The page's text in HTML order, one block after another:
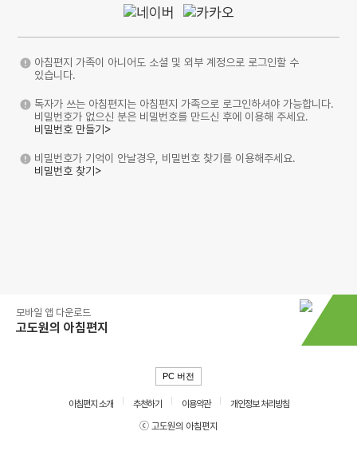
아침편지 가족이 아니어도 소셜 및 외부 계정으로 로그인할 수
있습니다.
독자가 쓰는 아침편지는 아침편지 가족으로 로그인하셔야 가능합니다.
비밀번호가 없으신 분은 비밀번호를 만드신 후에 이용해 주세요.
비밀번호 만들기>
비밀번호가 기억이 안날경우, 비밀번호 찾기를 이용해주세요.
비밀번호 찾기>
모바일 앱 다운로드
고도원의 아침편지
PC 버전
아침편지 소개 추천하기 이용약관
개인정보 처리방침
ⓒ 고도원의 아침편지